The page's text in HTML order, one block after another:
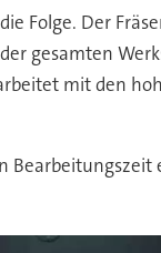
Folge. Der
gesamten
mit den
Bearbeitungszeit